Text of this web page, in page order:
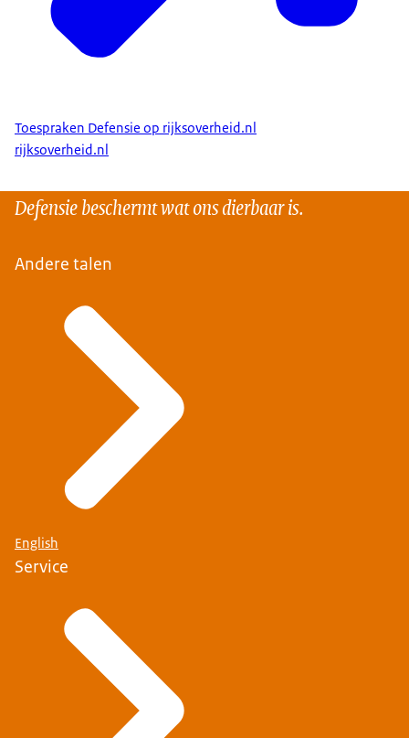
Toespraken Defensie op rijksoverheid.nl
rijksoverheid.nl
Defensie beschermt wat ons dierbaar is.
Andere talen
English
Service